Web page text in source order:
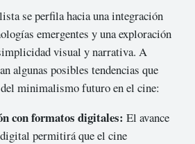
se perfila hacia una integración
emergentes y una exploración
visual y narrativa. A
algunas posibles tendencias que
minimalismo futuro en el cine:
con formatos digitales: El avance
permitirá que el cine